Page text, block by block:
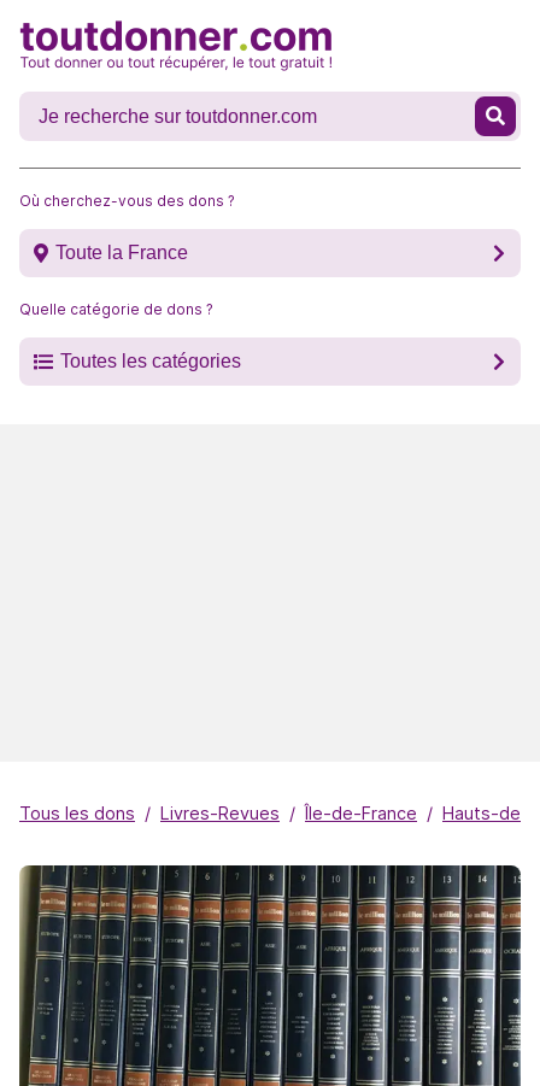
Où cherchez-vous des dons ?
Toute la France
Quelle catégorie de dons ?
Toutes les catégories
Tous les dons Livres-Revues Île-de-France Hauts-de-